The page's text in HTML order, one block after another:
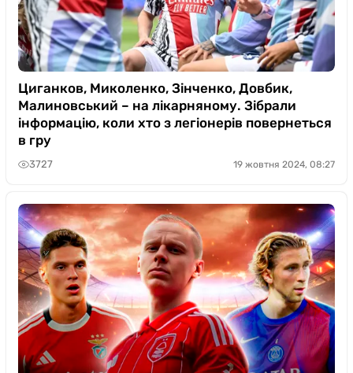
Циганков, Миколенко, Зінченко, Довбик,
Малиновський – на лікарняному. Зібрали
інформацію, коли хто з легіонерів повернеться
в гру
3727 19 жовтня 2024, 08:27